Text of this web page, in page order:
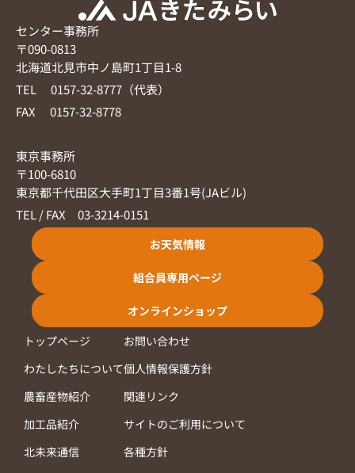
センター事務所
〒090-0813
北海道北見市中ノ島町1丁目1-8
TEL 0157-32-8777（代表）
FAX 0157-32-8778
東京事務所
〒100-6810
東京都千代田区大手町1丁目3番1号(JAビル)
TEL / FAX 03-3214-0151
お天気情報
組合員専用ページ
オンラインショップ
トップページ
わたしたちについて
農畜産物紹介
加工品紹介
北未来通信
お問い合わせ
個人情報保護方針
関連リンク
サイトのご利用について
各種方針